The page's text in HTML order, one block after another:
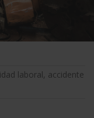
laboral, accidente